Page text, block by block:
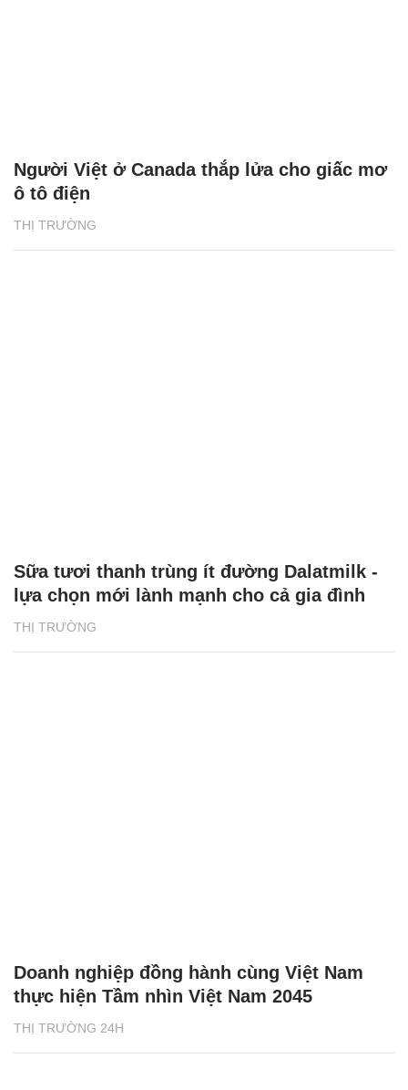
THỊ TRƯỜNG
Người Việt ở Canada thắp lửa cho giấc mơ
ô tô điện
THỊ TRƯỜNG
Sữa tươi thanh trùng ít đường Dalatmilk -
lựa chọn mới lành mạnh cho cả gia đình
THỊ TRƯỜNG 24H
Doanh nghiệp đồng hành cùng Việt Nam
thực hiện Tầm nhìn Việt Nam 2045